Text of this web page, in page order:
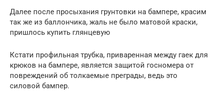
Далее после просыхания грунтовки на бампере, красим
так же из баллончика, жаль не было матовой краски,
пришлось купить глянцевую
Кстати профильная трубка, приваренная между гаек для
крюков на бампере, является защитой госномера от
повреждений об толкаемые преграды, ведь это
силовой бампер.